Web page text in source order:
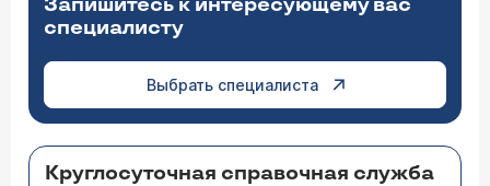
Запишитесь к интересующему вас
специалисту
Выбрать специалиста
Круглосуточная справочная служба